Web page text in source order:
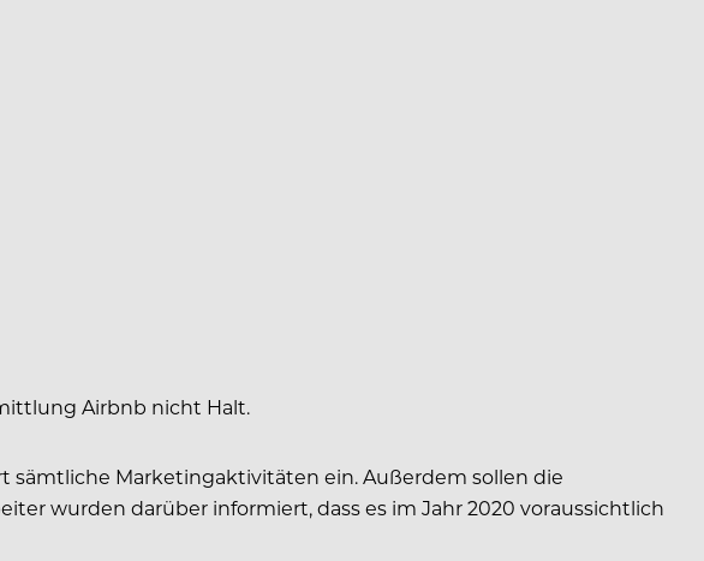
Airbnb nicht Halt.
sämtliche Marketingaktivitäten ein. Außerdem sollen die
wurden darüber informiert, dass es im Jahr 2020 voraussichtlich